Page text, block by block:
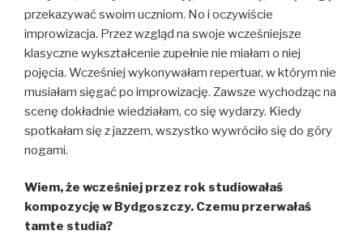
przekazywać swoim uczniom. No i oczywiście
improwizacja. Przez wzgląd na swoje wcześniejsze
klasyczne wykształcenie zupełnie nie miałam o niej
pojęcia. Wcześniej wykonywałam repertuar, w którym nie
musiałam sięgać po improwizację. Zawsze wychodząc na
scenę dokładnie wiedziałam, co się wydarzy. Kiedy
spotkałam się z jazzem, wszystko wywróciło się do góry
nogami.
Wiem, że wcześniej przez rok studiowałaś
kompozycję w Bydgoszczy. Czemu przerwałaś
tamte studia?